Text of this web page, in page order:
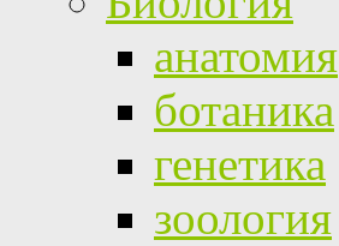
анатомия
ботаника
генетика
зоология